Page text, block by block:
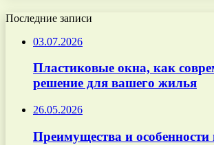
Последние записи
03.07.2026
Пластиковые окна, как
решение для вашего жилья
26.05.2026
Преимущества и